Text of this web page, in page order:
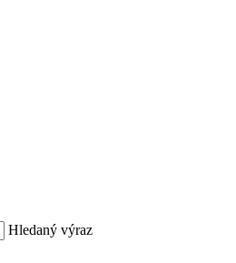
Hledaný výraz